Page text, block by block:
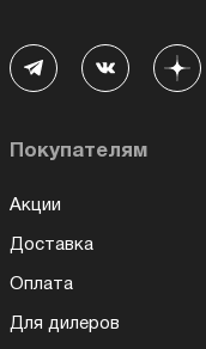
Покупателям
Акции
Доставка
Оплата
Для дилеров